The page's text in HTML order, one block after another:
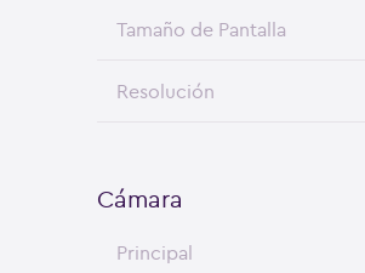
Tamaño de Pantalla
Resolución
Cámara
Principal